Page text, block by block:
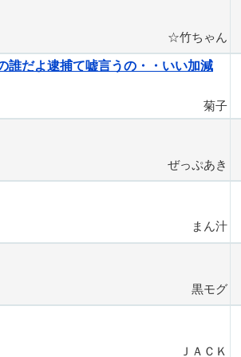
☆竹ちゃん
誰だよ逮捕て嘘言うの・・いい加減
菊子
ぜっぷあき
まん汁
黒モグ
ＪＡＣＫ